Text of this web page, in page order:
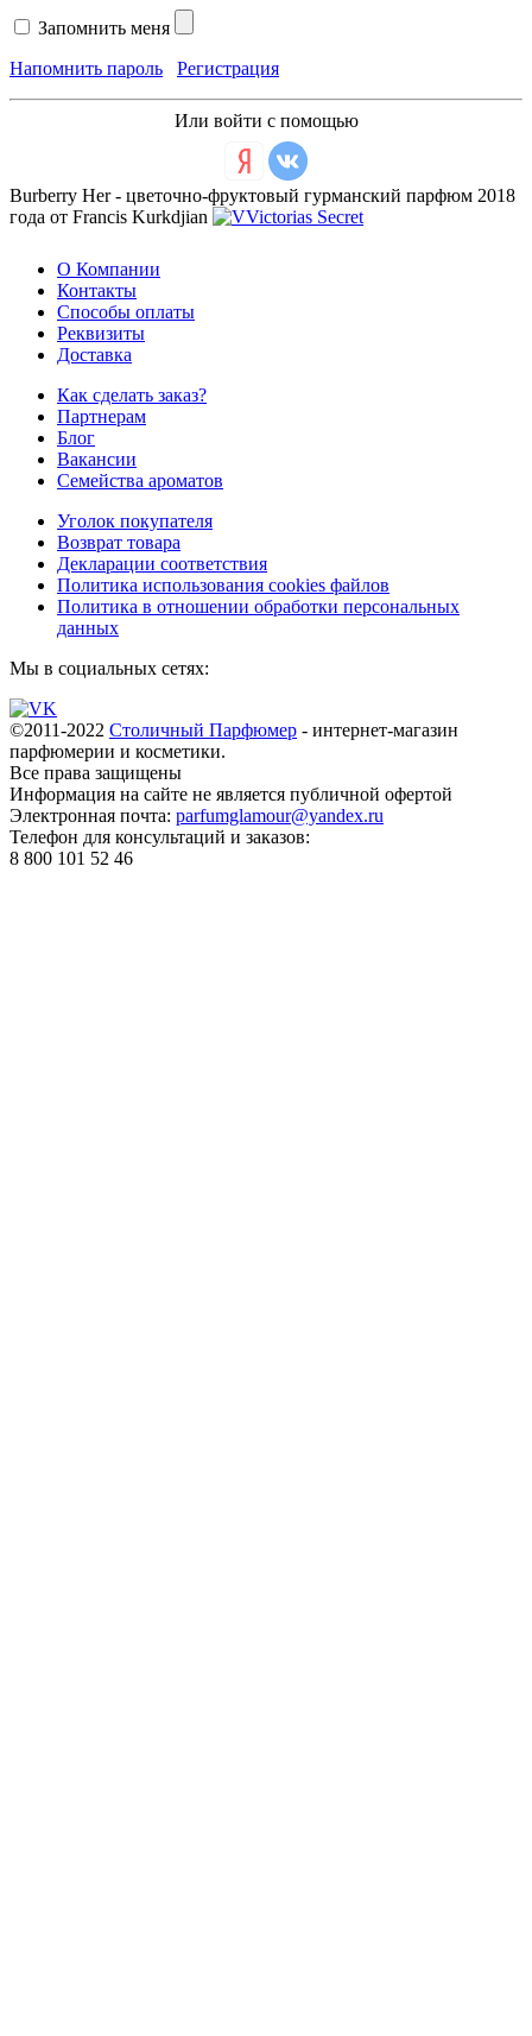
Запомнить меня
Напомнить пароль
Регистрация
Или войти с помощью
Burberry Her - цветочно-фруктовый гурманский парфюм 2018
года от Francis Kurkdjian
О Компании
Контакты
Способы оплаты
Реквизиты
Доставка
Как сделать заказ?
Партнерам
Блог
Вакансии
Семейства ароматов
Уголок покупателя
Возврат товара
Декларации соответствия
Политика использования cookies файлов
Политика в отношении обработки персональных
данных
Мы в социальных сетях:
©2011-2022 Столичный Парфюмер - интернет-магазин
парфюмерии и косметики.
Все права защищены
Информация на сайте не является публичной офертой
Электронная почта: parfumglamour@yandex.ru
Телефон для консультаций и заказов:
8 800 101 52 46